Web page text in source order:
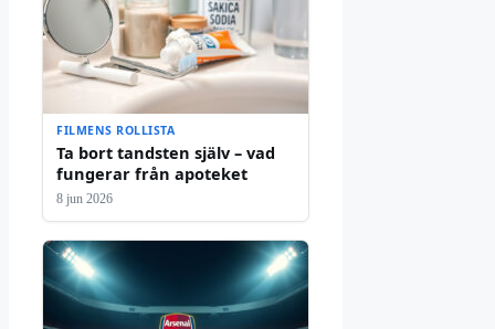
FILMENS ROLLISTA
Ta bort tandsten själv – vad
fungerar från apoteket
8 jun 2026